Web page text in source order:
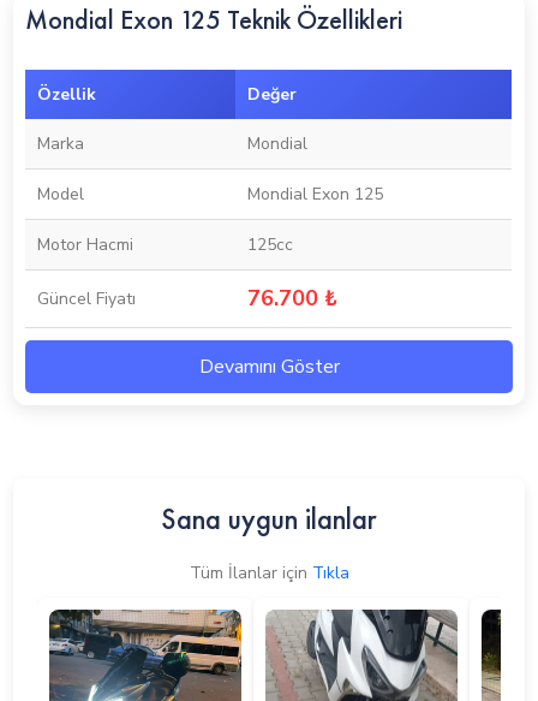
Mondial Exon 125 Teknik Özellikleri
Özellik Değer
Marka Mondial
Model Mondial Exon 125
Motor Hacmi 125cc
Güncel Fiyatı 76.700 ₺
Devamını Göster
Sana uygun ilanlar
Tüm İlanlar için Tıkla